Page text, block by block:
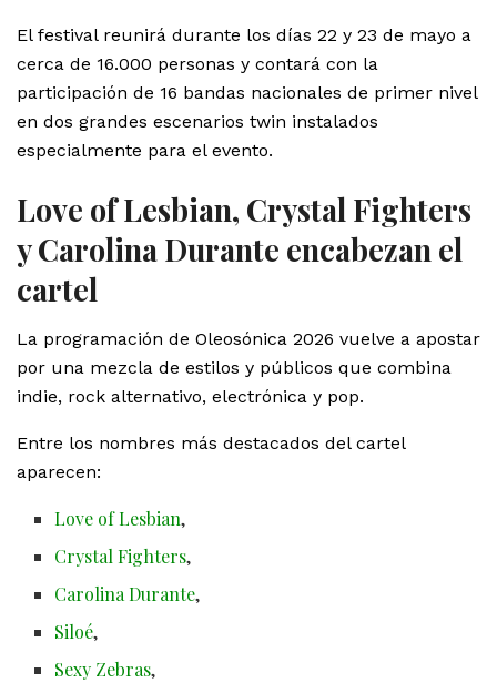
El festival reunirá durante los días 22 y 23 de mayo a
cerca de 16.000 personas y contará con la
participación de 16 bandas nacionales de primer nivel
en dos grandes escenarios twin instalados
especialmente para el evento.
Love of Lesbian, Crystal Fighters
y Carolina Durante encabezan el
cartel
La programación de Oleosónica 2026 vuelve a apostar
por una mezcla de estilos y públicos que combina
indie, rock alternativo, electrónica y pop.
Entre los nombres más destacados del cartel
aparecen:
Love of Lesbian,
Crystal Fighters,
Carolina Durante,
Siloé,
Sexy Zebras,